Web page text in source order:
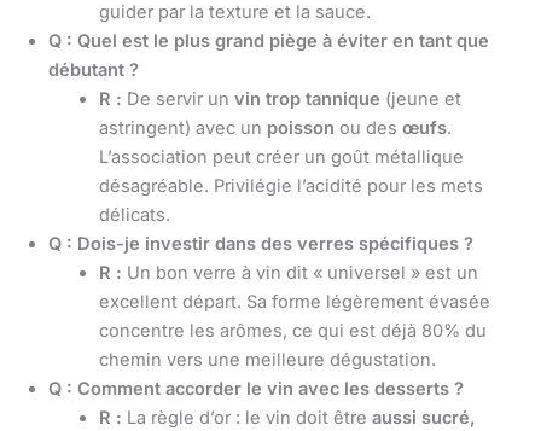
guider par la texture et la sauce.
Q : Quel est le plus grand piège à éviter en tant que
débutant ?
R : De servir un vin trop tannique (jeune et
astringent) avec un poisson ou des œufs.
L’association peut créer un goût métallique
désagréable. Privilégie l’acidité pour les mets
délicats.
Q : Dois-je investir dans des verres spécifiques ?
R : Un bon verre à vin dit « universel » est un
excellent départ. Sa forme légèrement évasée
concentre les arômes, ce qui est déjà 80% du
chemin vers une meilleure dégustation.
Q : Comment accorder le vin avec les desserts ?
R : La règle d’or : le vin doit être aussi sucré,